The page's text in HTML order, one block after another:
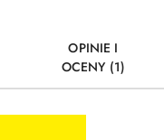
OPINIE I
OCENY (1)